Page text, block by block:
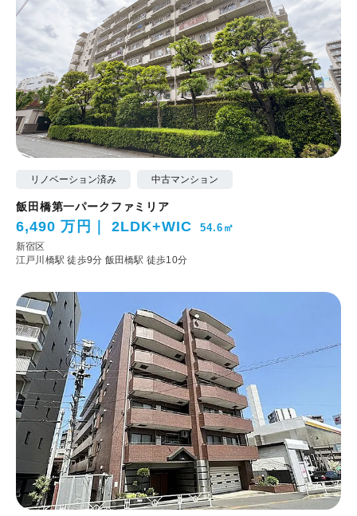
リノベーション済み 中古マンション
飯田橋第一パークファミリア
6,490 万円 2LDK+WIC 54.6㎡
新宿区
江戸川橋駅 徒歩9分 飯田橋駅 徒歩10分